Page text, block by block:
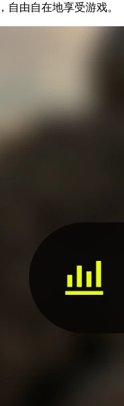
自由自在地享受游戏。